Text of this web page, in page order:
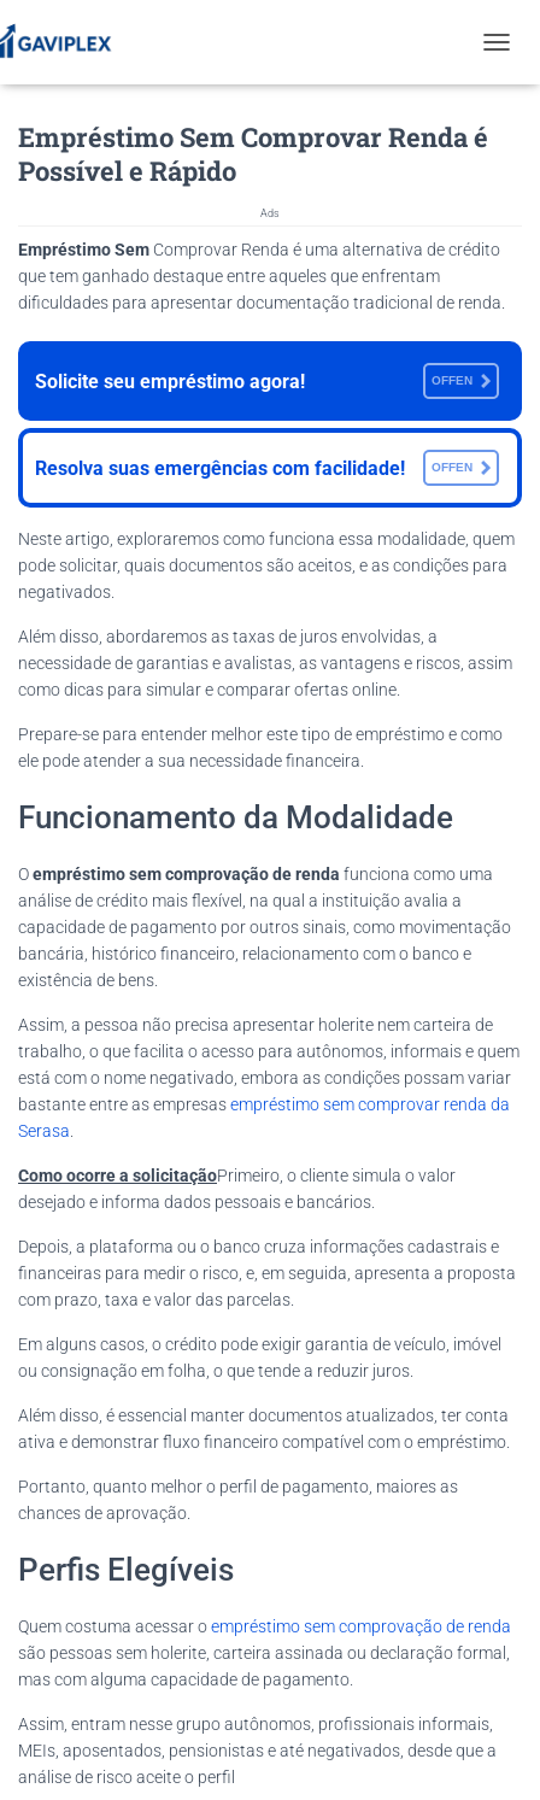
O
V
A
N
Empréstimo Sem Comprovar Renda é
Possível e Rápido
Ads
Empréstimo Sem Comprovar Renda é uma alternativa de crédito
que tem ganhado destaque entre aqueles que enfrentam
dificuldades para apresentar documentação tradicional de renda.
Solicite seu empréstimo agora! OFFEN
Resolva suas emergências com facilidade! OFFEN
Neste artigo, exploraremos como funciona essa modalidade, quem
pode solicitar, quais documentos são aceitos, e as condições para
negativados.
Além disso, abordaremos as taxas de juros envolvidas, a
necessidade de garantias e avalistas, as vantagens e riscos, assim
como dicas para simular e comparar ofertas online.
Prepare-se para entender melhor este tipo de empréstimo e como
ele pode atender a sua necessidade financeira.
Funcionamento da Modalidade
Oempréstimo sem comprovação de renda funciona como uma
análise de crédito mais flexível, na qual a instituição avalia a
capacidade de pagamento por outros sinais, como movimentação
bancária, histórico financeiro, relacionamento com o banco e
existência de bens.
Assim, a pessoa não precisa apresentar holerite nem carteira de
trabalho, o que facilita o acesso para autônomos, informais e quem
está com o nome negativado, embora as condições possam variar
bastante entre as empresasempréstimo sem comprovar renda da
Serasa
Como ocorre a solicitaçãoPrimeiro, o cliente simula o valor
desejado e informa dados pessoais e bancários.
Depois, a plataforma ou o banco cruza informações cadastrais e
financeiras para medir o risco, e, em seguida, apresenta a proposta
com prazo, taxa e valor das parcelas.
Em alguns casos, o crédito pode exigir garantia de veículo, imóvel
ou consignação em folha, o que tende a reduzir juros.
Além disso, é essencial manter documentos atualizados, ter conta
ativa e demonstrar fluxo financeiro compatível com o empréstimo.
Portanto, quanto melhor o perfil de pagamento, maiores as
chances de aprovação.
Perfis Elegíveis
Quem costuma acessar oempréstimo sem comprovação de renda
são pessoas sem holerite, carteira assinada ou declaração formal,
mas com alguma capacidade de pagamento.
Assim, entram nesse grupo autônomos, profissionais informais,
MEIs, aposentados, pensionistas e até negativados, desde que a
análise de risco aceite o perfil